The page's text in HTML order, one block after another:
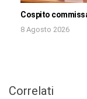
Cospito
8 Agosto 2026
Correlati